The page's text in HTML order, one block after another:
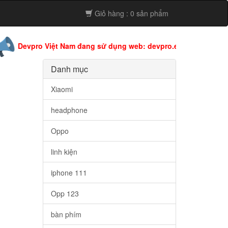
Giỏ hàng : 0 sản phẩm
Việt Nam đang sử dụng web: devpro.edu.vn còn web này
Danh mục
Xiaomi
headphone
Oppo
linh kiện
iphone 111
Opp 123
bàn phím